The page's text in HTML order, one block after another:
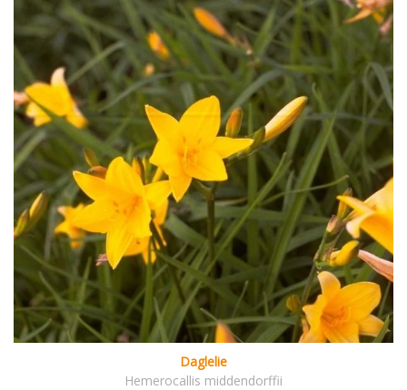
Daglelie
Hemerocallis middendorffii